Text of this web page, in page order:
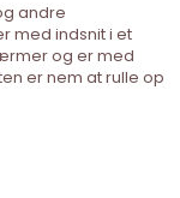
andre
med indsnit i et
og er med
er nem at rulle op